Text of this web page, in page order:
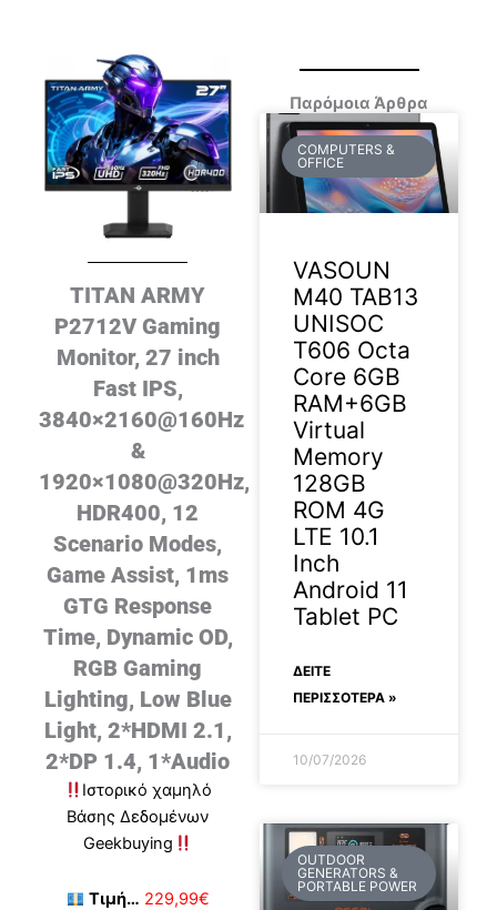
TITAN ARMY
P2712V Gaming
Monitor, 27 inch
Fast IPS,
3840×2160@160Hz
&
1920×1080@320Hz,
HDR400, 12
Scenario Modes,
Game Assist, 1ms
GTG Response
Time, Dynamic OD,
RGB Gaming
Lighting, Low Blue
Light, 2*HDMI 2.1,
2*DP 1.4, 1*Audio
Ιστορικό χαμηλό
Βάσης Δεδομένων
Geekbuying
Τιμή… 229,99€
Παρόμοια Άρθρα
COMPUTERS &
OFFICE
VASOUN
M40 TAB13
UNISOC
T606 Octa
Core 6GB
RAM+6GB
Virtual
Memory
128GB
ROM 4G
LTE 10.1
Inch
Android 11
Tablet PC
ΔΕΊΤΕ
ΠΕΡΙΣΣΟΤΕΡΑ »
10/07/2026
OUTDOOR
GENERATORS &
PORTABLE POWER